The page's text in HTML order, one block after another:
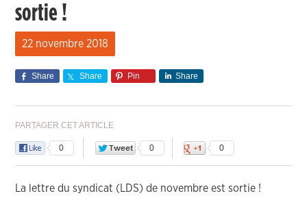
sortie !
22 novembre 2018
Share Share Pin Share
PARTAGER CET ARTICLE
0 0 0
La lettre du syndicat (LDS) de novembre est sortie !